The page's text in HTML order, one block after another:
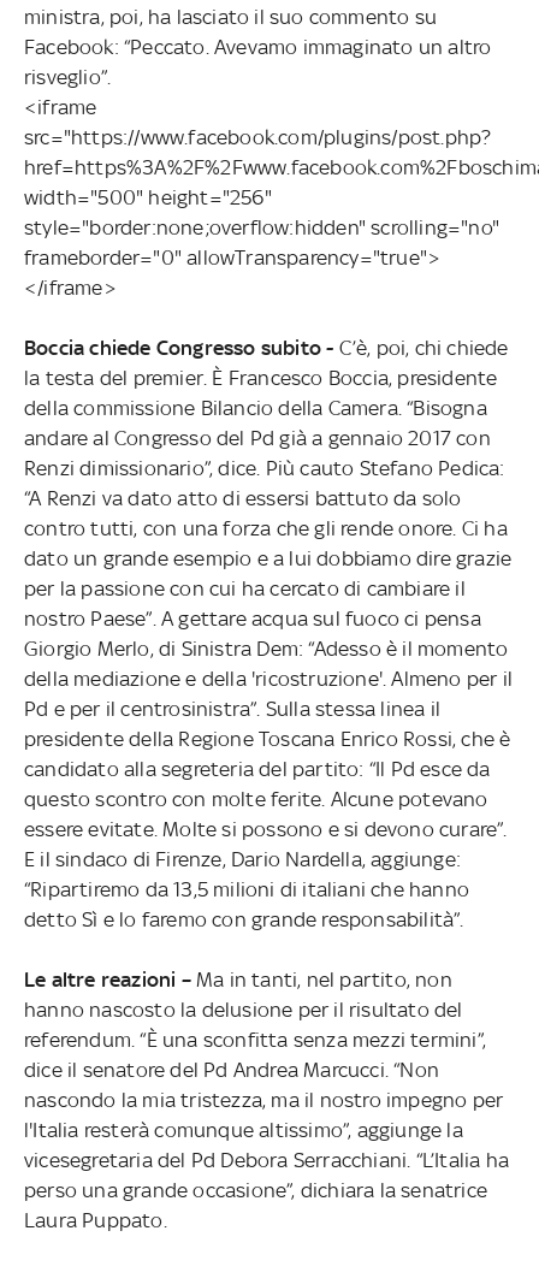
ministra, poi, ha lasciato il suo commento su
Facebook: “Peccato. Avevamo immaginato un altro
risveglio”.
<iframe
src="https://www.facebook.com/plugins/post.php?
width="500" height="256"
style="border:none;overflow:hidden" scrolling="no"
frameborder="0" allowTransparency="true">
</iframe>
Boccia chiede Congresso subito - C’è, poi, chi chiede
la testa del premier. È Francesco Boccia, presidente
della commissione Bilancio della Camera. “Bisogna
andare al Congresso del Pd già a gennaio 2017 con
Renzi dimissionario”, dice. Più cauto Stefano Pedica:
“A Renzi va dato atto di essersi battuto da solo
contro tutti, con una forza che gli rende onore. Ci ha
dato un grande esempio e a lui dobbiamo dire grazie
per la passione con cui ha cercato di cambiare il
nostro Paese”. A gettare acqua sul fuoco ci pensa
Giorgio Merlo, di Sinistra Dem: “Adesso è il momento
della mediazione e della 'ricostruzione'. Almeno per il
Pd e per il centrosinistra”. Sulla stessa linea il
presidente della Regione Toscana Enrico Rossi, che è
candidato alla segreteria del partito: “Il Pd esce da
questo scontro con molte ferite. Alcune potevano
essere evitate. Molte si possono e si devono curare”.
E il sindaco di Firenze, Dario Nardella, aggiunge:
“Ripartiremo da 13,5 milioni di italiani che hanno
detto Sì e lo faremo con grande responsabilità”.
Le altre reazioni –Ma in tanti, nel partito, non
hanno nascosto la delusione per il risultato del
referendum. “È una sconfitta senza mezzi termini”,
dice il senatore del Pd Andrea Marcucci. “Non
nascondo la mia tristezza, ma il nostro impegno per
l'Italia resterà comunque altissimo”, aggiunge la
vicesegretaria del Pd Debora Serracchiani. “L’Italia ha
perso una grande occasione”, dichiara la senatrice
Laura Puppato.